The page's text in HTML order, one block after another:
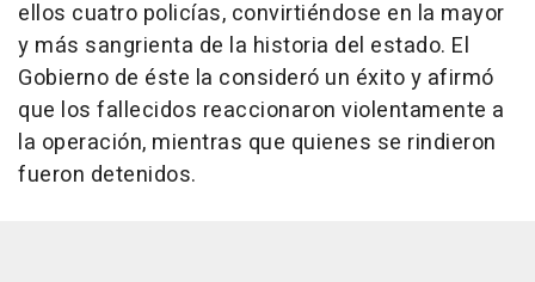
ellos cuatro policías, convirtiéndose en la mayor
y más sangrienta de la historia del estado. El
Gobierno de éste la consideró un éxito y afirmó
que los fallecidos reaccionaron violentamente a
la operación, mientras que quienes se rindieron
fueron detenidos.